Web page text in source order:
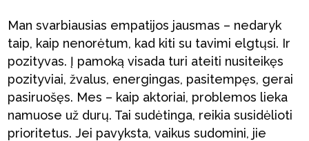
Man svarbiausias empatijos jausmas – nedaryk
taip, kaip nenorėtum, kad kiti su tavimi elgtųsi. Ir
pozityvas. Į pamoką visada turi ateiti nusiteikęs
pozityviai, žvalus, energingas, pasitempęs, gerai
pasiruošęs. Mes – kaip aktoriai, problemos lieka
namuose už durų. Tai sudėtinga, reikia susidėlioti
prioritetus. Jei pavyksta, vaikus sudomini, jie